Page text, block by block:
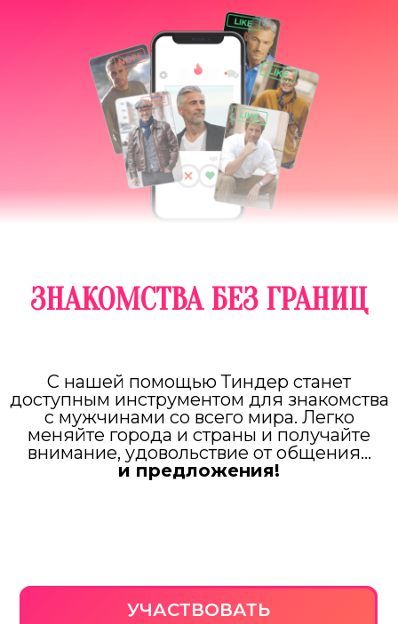
С нашей помощью Тиндер станет
доступным инструментом для знакомства
с мужчинами со всего мира. Легко
меняйте города и страны и получайте
внимание, удовольствие от общения…
и предложения!
ЗНАКОМСТВА БЕЗ ГРАНИЦ
УЧАСТВОВАТЬ